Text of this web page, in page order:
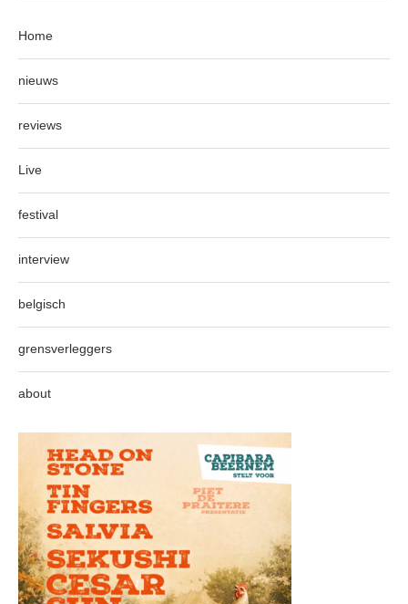
Home
nieuws
reviews
Live
festival
interview
belgisch
grensverleggers
about